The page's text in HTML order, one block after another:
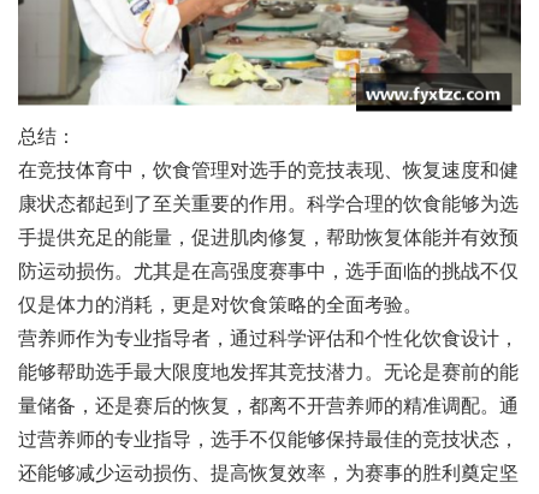
总结：
在竞技体育中，饮食管理对选手的竞技表现、恢复速度和健
康状态都起到了至关重要的作用。科学合理的饮食能够为选
手提供充足的能量，促进肌肉修复，帮助恢复体能并有效预
防运动损伤。尤其是在高强度赛事中，选手面临的挑战不仅
仅是体力的消耗，更是对饮食策略的全面考验。
营养师作为专业指导者，通过科学评估和个性化饮食设计，
能够帮助选手最大限度地发挥其竞技潜力。无论是赛前的能
量储备，还是赛后的恢复，都离不开营养师的精准调配。通
过营养师的专业指导，选手不仅能够保持最佳的竞技状态，
还能够减少运动损伤、提高恢复效率，为赛事的胜利奠定坚